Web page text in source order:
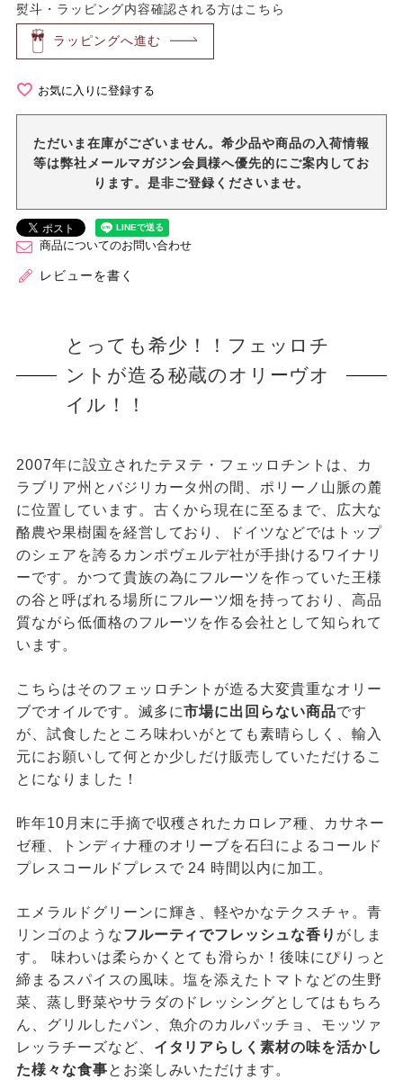
熨斗・ラッピング内容確認される方はこちら
ラッピングへ進む
お気に入りに登録する
ただいま在庫がございません。希少品や商品の入荷情報
等は弊社メールマガジン会員様へ優先的にご案内してお
ります。是非ご登録くださいませ。
商品についてのお問い合わせ
レビューを書く
とっても希少！！フェッロチ
ントが造る秘蔵のオリーヴオ
イル！！
2007年に設立されたテヌテ・フェッロチントは、カ
ラブリア州とバジリカータ州の間、ポリーノ山脈の麓
に位置しています。古くから現在に至るまで、広大な
酪農や果樹園を経営しており、ドイツなどではトップ
のシェアを誇るカンポヴェルデ社が手掛けるワイナリ
ーです。かつて貴族の為にフルーツを作っていた王様
の谷と呼ばれる場所にフルーツ畑を持っており、高品
質ながら低価格のフルーツを作る会社として知られて
います。
こちらはそのフェッロチントが造る大変貴重なオリー
ブでオイルです。滅多に市場に出回らない商品です
が、試食したところ味わいがとても素晴らしく、輸入
元にお願いして何とか少しだけ販売していただけるこ
とになりました！
昨年10月末に手摘で収穫されたカロレア種、カサネー
ゼ種、トンディナ種のオリーブを石臼によるコールド
プレスコールドプレスで 24 時間以内に加工。
エメラルドグリーンに輝き、軽やかなテクスチャ。青
リンゴのようなフルーティでフレッシュな香り がしま
す。 味わいは柔らかくとても滑らか！後味にぴりっと
締まるスパイスの風味。塩を添えたトマトなどの生野
菜、蒸し野菜やサラダのドレッシングとしてはもちろ
ん、グリルしたパン、魚介のカルパッチョ、モッツァ
レッラチーズなど、 イタリアらしく素材の味を活かし
た様々な食事とお楽しみいただけます。